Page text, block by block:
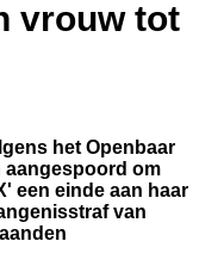
vrouw tot
het Openbaar
aangespoord om
een einde aan haar
van